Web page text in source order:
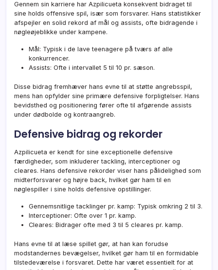
Gennem sin karriere har Azpilicueta konsekvent bidraget til
sine holds offensive spil, især som forsvarer. Hans statistikker
afspejler en solid rekord af mål og assists, ofte bidragende i
nøgleøjeblikke under kampene.
Mål: Typisk i de lave teenagere på tværs af alle
konkurrencer.
Assists: Ofte i intervallet 5 til 10 pr. sæson.
Disse bidrag fremhæver hans evne til at støtte angrebsspil,
mens han opfylder sine primære defensive forpligtelser. Hans
bevidsthed og positionering fører ofte til afgørende assists
under dødbolde og kontraangreb.
Defensive bidrag og rekorder
Azpilicueta er kendt for sine exceptionelle defensive
færdigheder, som inkluderer tackling, interceptioner og
cleares. Hans defensive rekorder viser hans pålidelighed som
midterforsvarer og højre back, hvilket gør ham til en
nøglespiller i sine holds defensive opstillinger.
Gennemsnitlige tacklinger pr. kamp: Typisk omkring 2 til 3.
Interceptioner: Ofte over 1 pr. kamp.
Cleares: Bidrager ofte med 3 til 5 cleares pr. kamp.
Hans evne til at læse spillet gør, at han kan forudse
modstandernes bevægelser, hvilket gør ham til en formidable
tilstedeværelse i forsvaret. Dette har været essentielt for at